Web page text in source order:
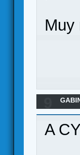
Muy
A